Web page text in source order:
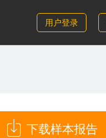
用户登录
下载样本报告